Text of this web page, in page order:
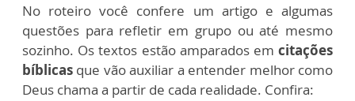
No roteiro você confere um artigo e algumas
questões para refletir em grupo ou até mesmo
sozinho. Os textos estão amparados em citações
bíblicas que vão auxiliar a entender melhor como
Deus chama a partir de cada realidade. Confira: